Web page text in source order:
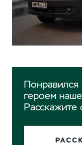
героем